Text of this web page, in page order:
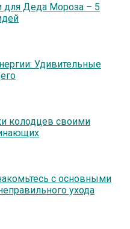
для Деда Мороза – 5
Удивительные
колодцев своими
с основными
ухода